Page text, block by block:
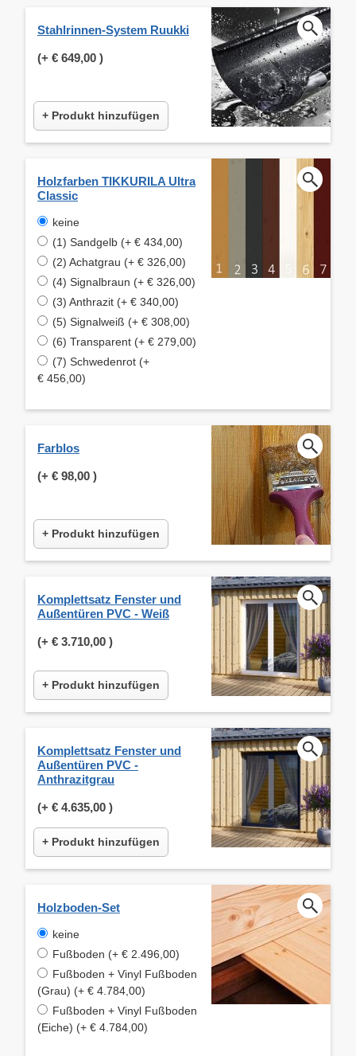
Stahlrinnen-System Ruukki
(+ € 649,00 )
+ Produkt hinzufügen
Holzfarben TIKKURILA Ultra
Classic
keine
(1) Sandgelb (+ € 434,00)
(2) Achatgrau (+ € 326,00)
(4) Signalbraun (+ € 326,00)
(3) Anthrazit (+ € 340,00)
(5) Signalweiß (+ € 308,00)
(6) Transparent (+ € 279,00)
(7) Schwedenrot (+
€ 456,00)
Farblos
(+ € 98,00 )
+ Produkt hinzufügen
Komplettsatz Fenster und
Außentüren PVC - Weiß
(+ € 3.710,00 )
+ Produkt hinzufügen
Komplettsatz Fenster und
Außentüren PVC -
Anthrazitgrau
(+ € 4.635,00 )
+ Produkt hinzufügen
Holzboden-Set
keine
Fußboden (+ € 2.496,00)
Fußboden + Vinyl Fußboden
(Grau) (+ € 4.784,00)
Fußboden + Vinyl Fußboden
(Eiche) (+ € 4.784,00)